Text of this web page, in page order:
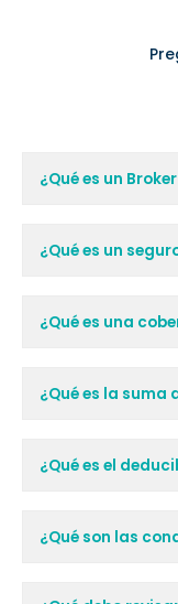
¿Qué es un
¿Qué es un
¿Qué es una
¿Qué es la suma
¿Qué es el
¿Qué son las